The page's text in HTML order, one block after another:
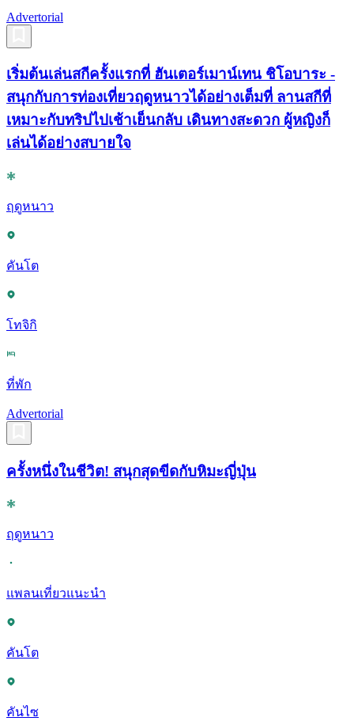
Advertorial
เริ่มต้นเล่นสกีครั้งแรกที่ ฮันเตอร์เมาน์เทน ชิโอบาระ -
สนุกกับการท่องเที่ยวฤดูหนาวได้อย่างเต็มที่ ลานสกีที่
เหมาะกับทริปไปเช้าเย็นกลับ เดินทางสะดวก ผู้หญิงก็
เล่นได้อย่างสบายใจ
ฤดูหนาว
คันโต
โทจิกิ
ที่พัก
Advertorial
ครั้งหนึ่งในชีวิต! สนุกสุดขีดกับหิมะญี่ปุ่น
ฤดูหนาว
แพลนเที่ยวแนะนำ
คันโต
คันไซ